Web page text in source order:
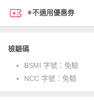
※不適用優惠券
檢驗碼
BSMI 字號： 免驗
NCC 字號： 免驗